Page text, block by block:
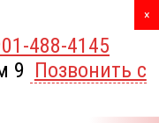
488-4145
9 Позвонить с
X
×